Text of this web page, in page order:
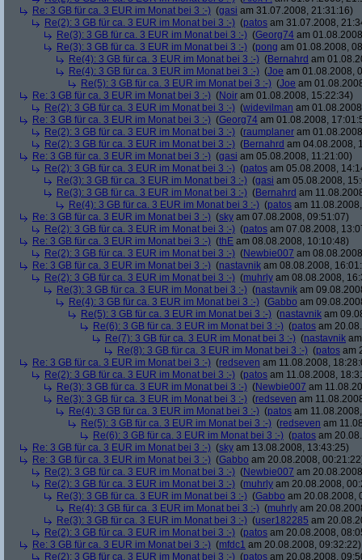
Re: 3 GB für ca. 3 EUR im Monat bei 3 :-) (gasi am 31.07.2008, 21:31:16)
Re(2): 3 GB für ca. 3 EUR im Monat bei 3 :-) (patos am 31.07.2008,
Re(3): 3 GB für ca. 3 EUR im Monat bei 3 :-) (Georg74 am
Re(3): 3 GB für ca. 3 EUR im Monat bei 3 :-) (pong am 01.08.2008,
Re(4): 3 GB für ca. 3 EUR im Monat bei 3 :-) (Bernahrd am
Re(4): 3 GB für ca. 3 EUR im Monat bei 3 :-) (Joe am 01.08.2008,
Re(5): 3 GB für ca. 3 EUR im Monat bei 3 :-) (Joe am
Re: 3 GB für ca. 3 EUR im Monat bei 3 :-) (Noir am 01.08.2008, 15:22:34)
Re(2): 3 GB für ca. 3 EUR im Monat bei 3 :-) (widevilman am
Re: 3 GB für ca. 3 EUR im Monat bei 3 :-) (Georg74 am 01.08.2008,
Re(2): 3 GB für ca. 3 EUR im Monat bei 3 :-) (raumplaner am
Re(2): 3 GB für ca. 3 EUR im Monat bei 3 :-) (Bernahrd am 04.08.2008,
Re: 3 GB für ca. 3 EUR im Monat bei 3 :-) (gasi am 05.08.2008, 11:21:00)
Re(2): 3 GB für ca. 3 EUR im Monat bei 3 :-) (patos am 05.08.2008,
Re(3): 3 GB für ca. 3 EUR im Monat bei 3 :-) (gasi am 05.08.2008,
Re(3): 3 GB für ca. 3 EUR im Monat bei 3 :-) (Bernahrd am
Re(4): 3 GB für ca. 3 EUR im Monat bei 3 :-) (patos am
Re: 3 GB für ca. 3 EUR im Monat bei 3 :-) (sky am 07.08.2008, 09:51:07)
Re(2): 3 GB für ca. 3 EUR im Monat bei 3 :-) (patos am 07.08.2008,
Re: 3 GB für ca. 3 EUR im Monat bei 3 :-) (thE am 08.08.2008, 10:10:48)
Re(2): 3 GB für ca. 3 EUR im Monat bei 3 :-) (Newbie007 am
Re: 3 GB für ca. 3 EUR im Monat bei 3 :-) (nastavnik am 08.08.2008,
Re(2): 3 GB für ca. 3 EUR im Monat bei 3 :-) (muhrly am 08.08.2008,
Re(3): 3 GB für ca. 3 EUR im Monat bei 3 :-) (nastavnik am
Re(4): 3 GB für ca. 3 EUR im Monat bei 3 :-) (Gabbo am
Re(5): 3 GB für ca. 3 EUR im Monat bei 3 :-) (nastavnik am
Re(6): 3 GB für ca. 3 EUR im Monat bei 3 :-) (patos am
Re(7): 3 GB für ca. 3 EUR im Monat bei 3 :-) (nastavnik
Re(8): 3 GB für ca. 3 EUR im Monat bei 3 :-) (patos am
Re: 3 GB für ca. 3 EUR im Monat bei 3 :-) (redseven am 11.08.2008,
Re(2): 3 GB für ca. 3 EUR im Monat bei 3 :-) (patos am 11.08.2008,
Re(3): 3 GB für ca. 3 EUR im Monat bei 3 :-) (Newbie007 am
Re(3): 3 GB für ca. 3 EUR im Monat bei 3 :-) (redseven am
Re(4): 3 GB für ca. 3 EUR im Monat bei 3 :-) (patos am
Re(5): 3 GB für ca. 3 EUR im Monat bei 3 :-) (redseven am
Re(6): 3 GB für ca. 3 EUR im Monat bei 3 :-) (patos am
Re: 3 GB für ca. 3 EUR im Monat bei 3 :-) (sky am 13.08.2008, 13:43:25)
Re: 3 GB für ca. 3 EUR im Monat bei 3 :-) (Gabbo am 20.08.2008,
Re(2): 3 GB für ca. 3 EUR im Monat bei 3 :-) (Newbie007 am
Re(2): 3 GB für ca. 3 EUR im Monat bei 3 :-) (muhrly am 20.08.2008,
Re(3): 3 GB für ca. 3 EUR im Monat bei 3 :-) (Gabbo am 20.08.2008,
Re(4): 3 GB für ca. 3 EUR im Monat bei 3 :-) (muhrly am
Re(3): 3 GB für ca. 3 EUR im Monat bei 3 :-) (user182285 am
Re(2): 3 GB für ca. 3 EUR im Monat bei 3 :-) (patos am 20.08.2008,
Re: 3 GB für ca. 3 EUR im Monat bei 3 :-) (mfdc1 am 20.08.2008, 09:32:22)
Re(2): 3 GB für ca. 3 EUR im Monat bei 3 :-) (patos am 20.08.2008,